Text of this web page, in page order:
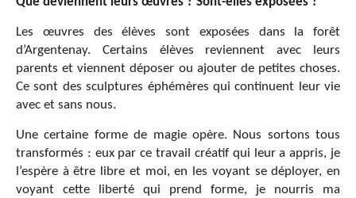
Les œuvres des élèves sont exposées dans la forêt
d’Argentenay. Certains élèves reviennent avec leurs
parents et viennent déposer ou ajouter de petites choses.
Ce sont des sculptures éphémères qui continuent leur vie
avec et sans nous.
Une certaine forme de magie opère. Nous sortons tous
transformés : eux par ce travail créatif qui leur a appris, je
l’espère à être libre et moi, en les voyant se déployer, en
voyant cette liberté qui prend forme, je nourris ma